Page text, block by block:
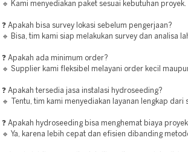
🔹 Kami menyediakan paket sesuai kebutuhan proyek.
❓ Apakah bisa survey lokasi sebelum pengerjaan?
🔹 Bisa, tim kami siap melakukan survey dan analisa
❓ Apakah ada minimum order?
🔹 Supplier kami fleksibel melayani order kecil
❓ Apakah tersedia jasa instalasi hydroseeding?
🔹 Tentu, tim kami menyediakan layanan lengkap dari
❓ Apakah hydroseeding bisa menghemat biaya
🔹 Ya, karena lebih cepat dan efisien dibanding